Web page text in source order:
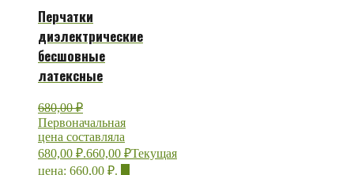
Перчатки
диэлектрические
бесшовные
латексные
680,00₽
Первоначальная
цена составляла
680,00 ₽.660,00 ₽Текущая
цена: 660,00 ₽.